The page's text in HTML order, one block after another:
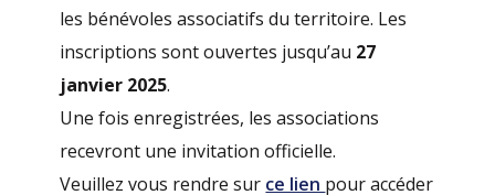
les bénévoles associatifs du territoire. Les
inscriptions sont ouvertes jusqu’au 27
janvier 2025.
Une fois enregistrées, les associations
recevront une invitation officielle.
Veuillez vous rendre sur ce lien pour accéder